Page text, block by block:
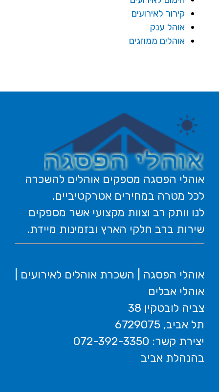
קירור לאירועים
אוהל ענק
אוהלים ממוזגים
אוהלי הפסגה מספקים אוהלים להשכרה
לכל מטרה במחירים אטרקטיביים.
לנו וותק רב וצוות מקצועי אשר מספקים
שירות ברב חלקי הארץ ובזמינות מיידת.
אוהלי הפסגה | השכרת אוהלים לאירועים |
אוהלי אבלים
צביה לובטקין 38
תל אביב, 6729075
יצירת קשר: 072-392-3350
בהנהלת אביב